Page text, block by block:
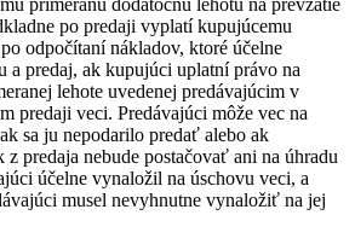
po predaji vyplatí kupujúcemu
odpočítaní nákladov, ktoré účelne
a predaj, ak kupujúci uplatní právo na
lehote uvedenej predávajúcim v
predaji veci. Predávajúci môže vec na
sa ju nepodarilo predať alebo ak
predaja nebude postačovať ani na úhradu
účelne vynaložil na úschovu veci, a
musel nevyhnutne vynaložiť na jej